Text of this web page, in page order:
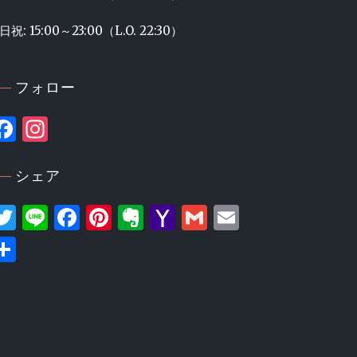
祝: 15:00～23:00（L.O. 22:30）
フォロー
Facebook
Instagram
シェア
Twitter
LineFacebook
Pinterest
Evernote
Yahoo
GmailEmail
共